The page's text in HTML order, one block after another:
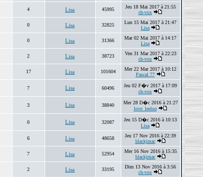
4 Lisa 45995
Jeu 18 Mai 2017 à 21:55
ch-vox
0 Lisa 32825
Lun 15 Mai 2017 à 21:47
Lisa
0 Lisa 31366
Mar 02 Mai 2017 à 14:17
Lisa
2 Lisa 38723
Ven 31 Mar 2017 à 22:23
ch-vox
17 Lisa 101604
Mer 22 Mar 2017 à 10:12
Pascal 77
7 Lisa 60496
Jeu 02 F�v 2017 à 17:09
ch-vox
3 Lisa 38840
Mer 28 D�c 2016 à 21:27
love_leeloo
0 Lisa 32087
Jeu 15 D�c 2016 à 10:13
Lisa
6 Lisa 48658
Jeu 17 Nov 2016 à 22:39
blackjmac
7 Lisa 52954
Mer 16 Nov 2016 à 15:35
blackjmac
2 Lisa 33195
Dim 13 Nov 2016 à 3:56
ch-vox